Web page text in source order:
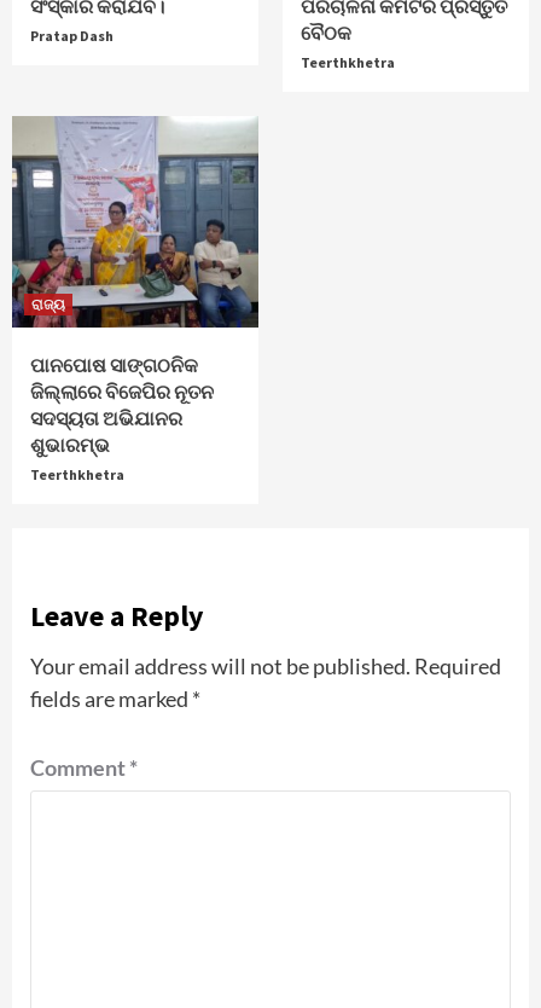
ସଂସ୍କାର କରାଯିବ।
Pratap Dash
ପରିଚାଳନା କମିଟିର ପ୍ରସ୍ତୁତି
ବୈଠକ
Teerthkhetra
ରାଜ୍ୟ
ପାନପୋଷ ସାଙ୍ଗଠନିକ
ଜିଲ୍ଲାରେ ବିଜେପିର ନୂତନ
ସଦସ୍ୟତା ଅଭିଯାନର
ଶୁଭାରମ୍ଭ
Teerthkhetra
Leave a Reply
Your email address will not be published. Required
fields are marked *
Comment*